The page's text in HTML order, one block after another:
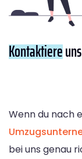
Kontaktiere
Wenn du nach
bei uns genau